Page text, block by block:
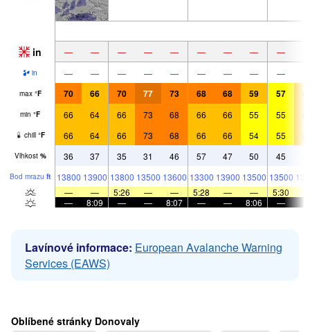
in — — — — — — — — —
in — — — — — — — — —
max °F 70 66 70 77 73 68 68 59 57
min °F 66 64 66 73 68 66 66 55 55
chill °F 66 64 66 73 68 66 66 54 55
Vlhkost % 36 37 35 31 46 57 47 50 45
Bod mrazu ft 13800 13900 13800 13500 13600 13300 13900 13500 13500
—
— 5:26 — — 5:28 — — 5:30
—
8:09 — — 8:07 — — 8:06 —
Lavínové informace: European Avalanche Warning
Services (EAWS)
Oblíbené stránky Donovaly